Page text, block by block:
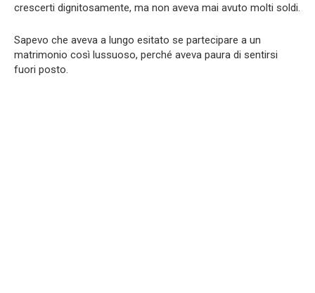
crescerti dignitosamente, ma non aveva mai avuto molti soldi.
Sapevo che aveva a lungo esitato se partecipare a un
matrimonio così lussuoso, perché aveva paura di sentirsi
fuori posto.